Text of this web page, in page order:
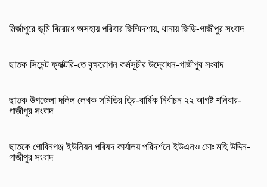
মির্জাপুরে ভূমি বিরোধে অসহায় পরিবার জিম্মিদশায়, থানায় জিডি-গাজীপুর সংবাদ
ছাতক সিমেন্ট ফ্যাক্টরি-তে বৃক্ষরোপন কর্মসূচীর উদ্বোধন-গাজীপুর সংবাদ
ছাতক উপজেলা দলিল লেখক সমিতির ত্রি-বার্ষিক নির্বাচন ২২ আগষ্ট শনিবার-
গাজীপুর সংবাদ
ছাতকে গোবিনগঞ্জ ইউনিয়ন পরিষদ কার্যালয় পরিদর্শনে ইউএনও মোঃ মহি উদ্দিন-
গাজীপুর সংবাদ